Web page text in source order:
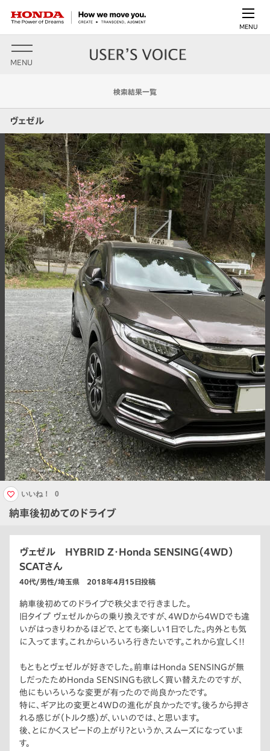
MENU
MENU
検索結果一覧
ヴェゼル
納車後初めてのドライブ
いいね！ 0
ヴェゼル HYBRID Z・Honda SENSING（4WD）
SCATさん
40代/男性/埼玉県 2018年4月15日投稿
納車後初めてのドライブで秩父まで行きました。
旧タイプ ヴェゼルからの乗り換えですが、4WDから4WDでも違
いがはっきりわかるほどで、とても楽しい1日でした。内外とも気
に入ってます。これからいろいろ行きたいです。これから宜しく!!
もともとヴェゼルが好きでした。前車はHonda SENSINGが無
しだったためHonda SENSINGも欲しく買い替えたのですが、
他にもいろいろな変更が有ったので尚良かったです。
特に、ギア比の変更と4WDの進化が良かったです。後ろから押さ
れる感じが（トルク感）が、いいのでは、と思います。
後、とにかくスピードの上がり？というか、スムーズになっていま
す。